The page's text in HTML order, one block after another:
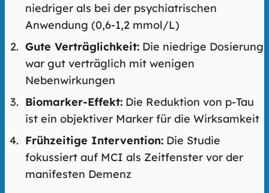
niedriger als bei der psychiatrischen
Anwendung (0,6-1,2 mmol/L)
Gute Verträglichkeit: Die niedrige Dosierung
war gut verträglich mit wenigen
Nebenwirkungen
Biomarker-Effekt: Die Reduktion von p-Tau
ist ein objektiver Marker für die Wirksamkeit
Frühzeitige Intervention: Die Studie
fokussiert auf MCI als Zeitfenster vor der
manifesten Demenz